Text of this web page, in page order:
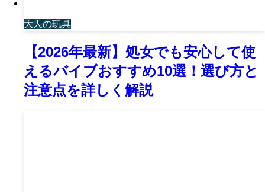
大人の玩具
【2026年最新】処女でも安心して使
えるバイブおすすめ10選！選び方と
注意点を詳しく解説